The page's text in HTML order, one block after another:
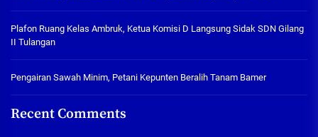
Plafon Ruang Kelas Ambruk, Ketua Komisi D Langsung Sidak SDN Gilang
II Tulangan
Pengairan Sawah Minim, Petani Kepunten Beralih Tanam Bamer
Recent Comments